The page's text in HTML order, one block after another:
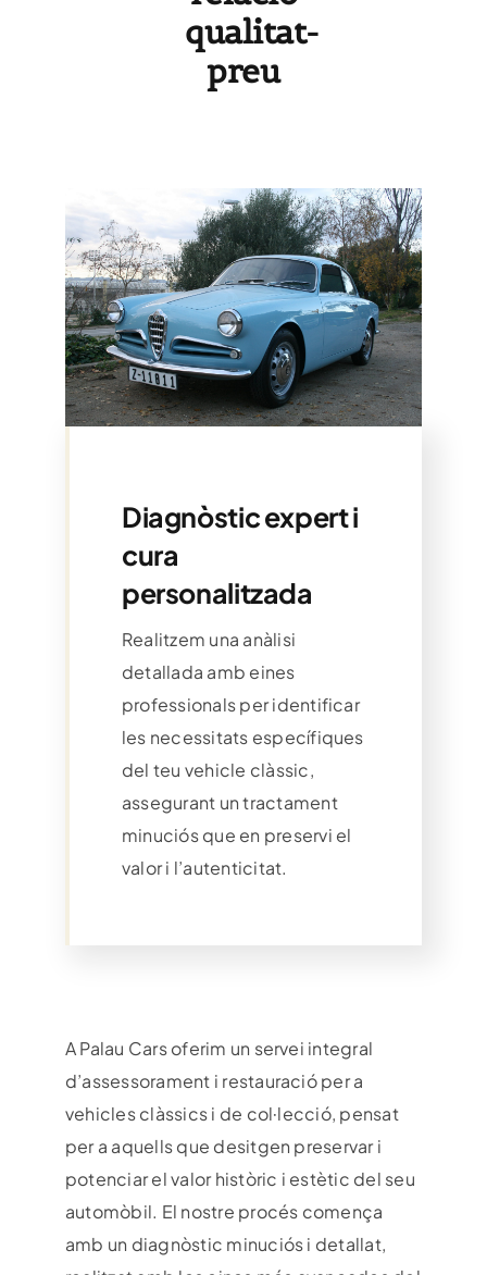
qualitat-
preu
Diagnòstic expert i
cura
personalitzada
Realitzem una anàlisi
detallada amb eines
professionals per identificar
les necessitats específiques
del teu vehicle clàssic,
assegurant un tractament
minuciós que en preservi el
valor i l’autenticitat.
A Palau Cars oferim un servei integral
d’assessorament i restauració per a
vehicles clàssics i de col·lecció, pensat
per a aquells que desitgen preservar i
potenciar el valor històric i estètic del seu
automòbil. El nostre procés comença
amb un diagnòstic minuciós i detallat,